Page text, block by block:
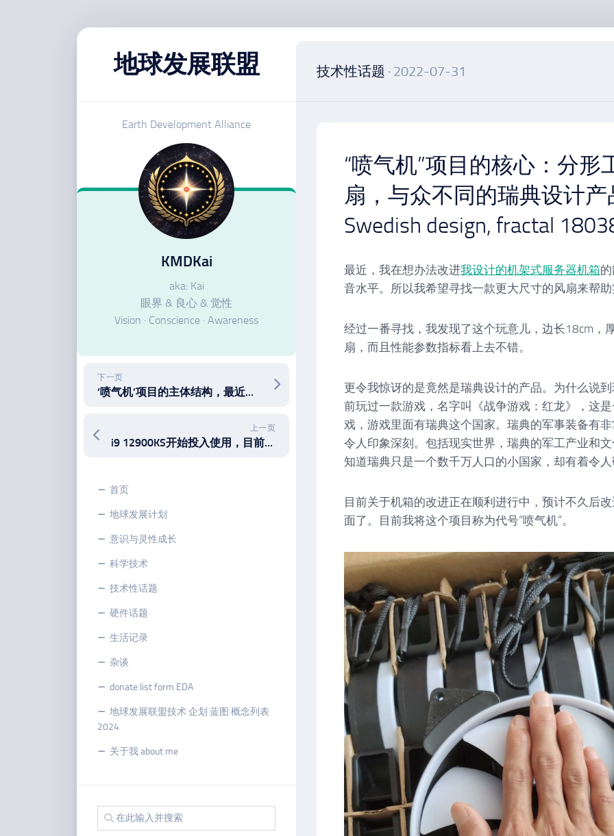
地球发展联盟
Earth Development Alliance
KMDKai
aka: Kai
眼界 & 良心 & 觉性
Vision · Conscience · Awareness
下一页
‘喷气机’项目的主体结构，最近一个月的工作展示。My work and focus in the last month for v3 chassis design
上一页
i9 12900KS开始投入使用，目前全世界每核心性能最强的桌面处理器。The i9 12900KS has been put into use, currently the world’s most powerful desktop processor per core.
首页
地球发展计划
意识与灵性成长
科学技术
技术性话题
硬件话题
生活记录
杂谈
donate list form EDA
地球发展联盟技术 企划 蓝图 概念列表
2024
关于我 about me
技术性话题 · 2022-07-31
“喷气机”项目的核心：分形
扇，与众不同的瑞典设计产
Swedish design, fractal
最近，我在想办法改进我设计的机架式服务器机箱
音水平。所以我希望寻找一款更大尺寸的风扇来帮
经过一番寻找，我发现了这个玩意儿，边长18cm，
扇，而且性能参数指标看上去不错。
更令我惊讶的是竟然是瑞典设计的产品。为什么说
前玩过一款游戏，名字叫《战争游戏：红龙》，这
戏，游戏里面有瑞典这个国家。瑞典的军事装备有
令人印象深刻。包括现实世界，瑞典的军工产业和
知道瑞典只是一个数千万人口的小国家，却有着令
目前关于机箱的改进正在顺利进行中，预计不久后
面了。目前我将这个项目称为代号“喷气机”。